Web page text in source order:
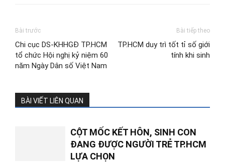
Bài trước
Chi cục DS-KHHGĐ TP.HCM
tổ chức Hội nghị kỷ niệm 60
năm Ngày Dân số Việt Nam
Bài tiếp theo
TP.HCM duy trì tốt tỉ số giới
tính khi sinh
BÀI VIẾT LIÊN QUAN
CỘT MỐC KẾT HÔN, SINH CON
ĐANG ĐƯỢC NGƯỜI TRẺ TP.HCM
LỰA CHỌN